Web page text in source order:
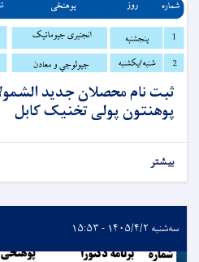
پوهنتون پولی تخنیک کابل
بیشتر
سه‌شنبه ۱۴۰۵/۴/۲ - ۱۵:۵۳